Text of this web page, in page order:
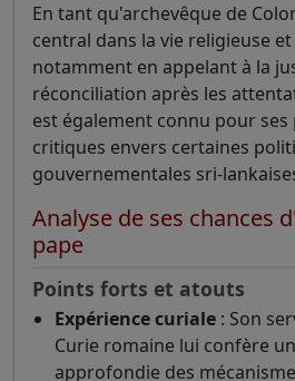
En tant qu'archevêque de
central dans la vie religieuse
notamment en appelant à la
réconciliation après les
est également connu pour
critiques envers certaines
gouvernementales sri-
Analyse de ses chances
pape
Points forts et atouts
Expérience curiale : Son
Curie romaine lui confère
approfondie des